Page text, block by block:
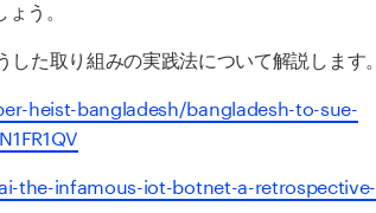
う。
た取り組みの実践法について解説します。
heist-bangladesh/bangladesh-to-sue-
the-infamous-iot-botnet-a-retrospective-